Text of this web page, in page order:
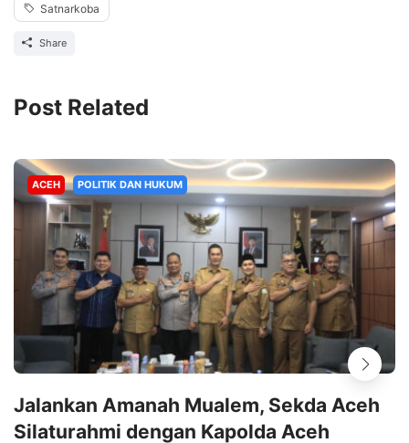
Satnarkoba
Share
Post Related
ACEH POLITIK DAN HUKUM
Jalankan Amanah Mualem, Sekda Aceh
Silaturahmi dengan Kapolda Aceh